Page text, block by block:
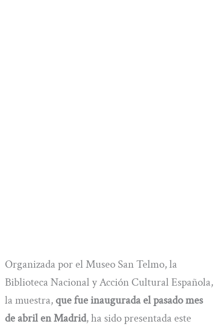
Organizada por el Museo San Telmo, la
Biblioteca Nacional y Acción Cultural Española,
la muestra, que fue inaugurada el pasado mes
de abril en Madrid, ha sido presentada este